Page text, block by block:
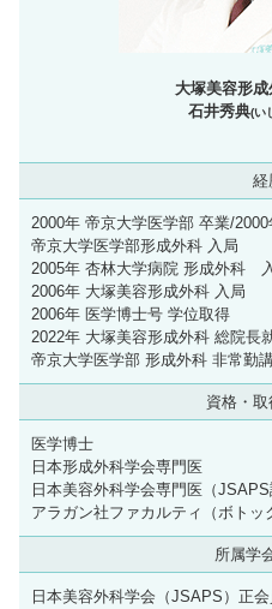
大塚美容形
石井秀典(い
経
2000年 帝京大学医学部 卒業/2000
帝京大学医学部形成外科 入局
2005年 杏林大学病院 形成外科
2006年 大塚美容形成外科 入局
2006年 医学博士号 学位取得
2022年 大塚美容形成外科 総院長
帝京大学医学部 形成外科 非常勤
資格・
医学博士
日本形成外科学会専門医
日本美容外科学会専門医（JSAPS
アラガン社ファカルティ（ボトッ
所属学
日本美容外科学会（JSAPS）正会